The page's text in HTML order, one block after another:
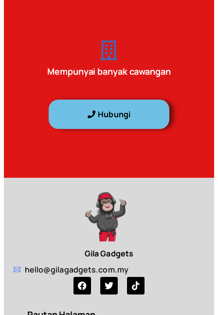
Mempunyai banyak cawangan
Hubungi
Gila Gadgets
hello@gilagadgets.com.my